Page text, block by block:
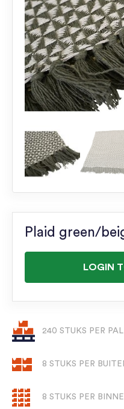
Plaid green/
LOGIN
240 STUKS PER
8 STUKS PER
8 STUKS PER